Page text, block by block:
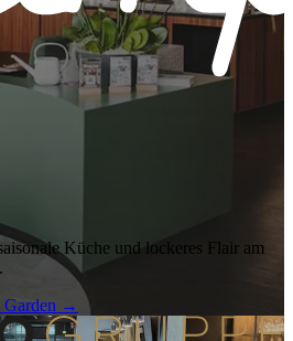
Küche und lockeres Flair am
Garden →